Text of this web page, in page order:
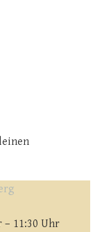
– 11:30 Uhr